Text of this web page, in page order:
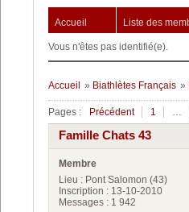
Accueil Liste des
Vous n'êtes pas identifié(e).
Accueil » Biathlètes Français »
Pages : Précédent 1 …
Famille Chats 43
Membre
Lieu : Pont Salomon (43)
Inscription : 13-10-2010
Messages : 1 942